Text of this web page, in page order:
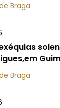
Braga
Braga